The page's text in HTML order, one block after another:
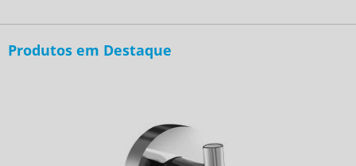
Produtos em Destaque